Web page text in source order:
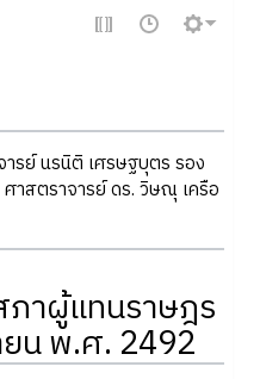
รย์ นรนิติ เศรษฐบุตร รอง
าสตราจารย์ ดร. วิษณุ เครือ
าผู้แทนราษฎร
น พ.ศ. 2492